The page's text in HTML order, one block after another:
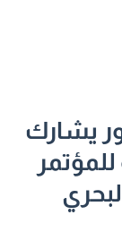
يشارك